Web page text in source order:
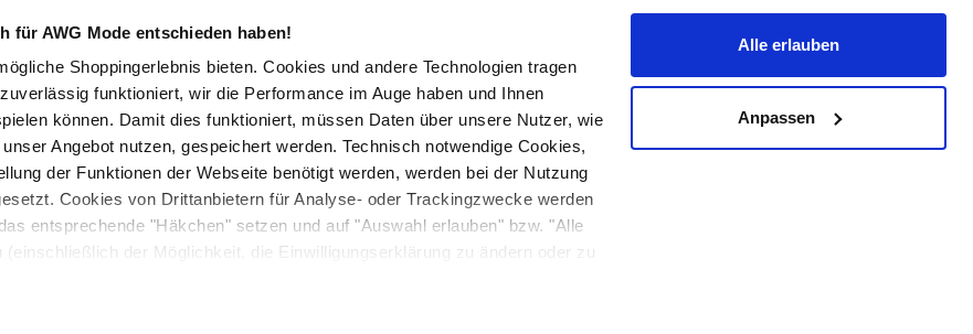
für AWG Mode entschieden haben!
Shoppingerlebnis bieten. Cookies und andere Technologien tragen
funktioniert, wir die Performance im Auge haben und Ihnen
können. Damit dies funktioniert, müssen Daten über unsere Nutzer, wie
Angebot nutzen, gespeichert werden. Technisch notwendige Cookies,
der Funktionen der Webseite benötigt werden, werden bei der Nutzung
Cookies von Drittanbietern für Analyse- oder Trackingzwecke werden
entsprechende "Häkchen" setzen und auf "Auswahl erlauben" bzw. "Alle
(einschließlich der Möglichkeit, die Einwilligungserklärung zu ändern oder zu
Alle erlauben
Anpassen
Zahlungsarten
Datenschutz
AWG CARD Teilnahmebedingungen
Barrierefreiheit
Mehrwertsteuer zzgl.